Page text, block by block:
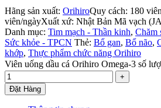
Hãng sản xuất: OrihiroQuy cách: 180 viên
viên/ngàyXuất xứ: Nhật Bản Mã vạch
Danh mục: Tim mạch - Thần kinh, Chăm
Sức khỏe - TPCN Thẻ: Bổ gan, Bổ não,
khớp, Thực phẩm chức năng Orihiro
Viên uống dầu cá Orihiro Omega-3 số
Đặt Hàng